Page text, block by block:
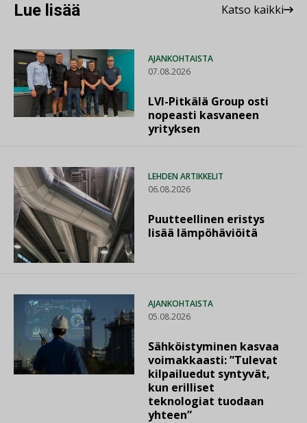
Lue lisää Katso kaikki
AJANKOHTAISTA
07.08.2026
LVI-Pitkälä Group osti
nopeasti kasvaneen
yrityksen
LEHDEN ARTIKKELIT
06.08.2026
Puutteellinen eristys
lisää lämpöhäviöitä
AJANKOHTAISTA
05.08.2026
Sähköistyminen kasvaa
voimakkaasti: ”Tulevat
kilpailuedut syntyvät,
kun erilliset
teknologiat tuodaan
yhteen”